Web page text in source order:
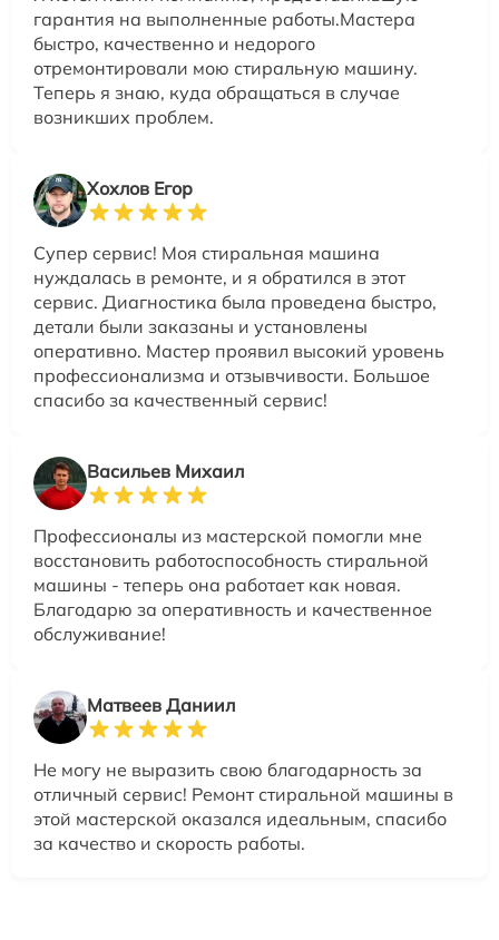
гарантия на выполненные работы.Мастера
быстро, качественно и недорого
отремонтировали мою стиральную машину.
Теперь я знаю, куда обращаться в случае
возникших проблем.
Хохлов Егор
Супер сервис! Моя стиральная машина
нуждалась в ремонте, и я обратился в этот
сервис. Диагностика была проведена быстро,
детали были заказаны и установлены
оперативно. Мастер проявил высокий уровень
профессионализма и отзывчивости. Большое
спасибо за качественный сервис!
Васильев Михаил
Профессионалы из мастерской помогли мне
восстановить работоспособность стиральной
машины - теперь она работает как новая.
Благодарю за оперативность и качественное
обслуживание!
Матвеев Даниил
Не могу не выразить свою благодарность за
отличный сервис! Ремонт стиральной машины в
этой мастерской оказался идеальным, спасибо
за качество и скорость работы.